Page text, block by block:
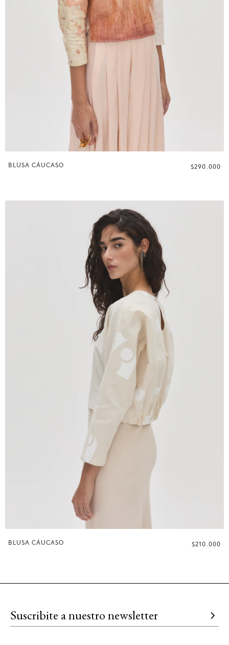
BLUSA CÁUCASO $290.000
BLUSA CÁUCASO $210.000